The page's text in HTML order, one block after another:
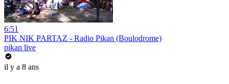
6:51
PIK NIK PARTAZ - Radio Pikan (Boulodrome)
pikan live
il y a 8 ans